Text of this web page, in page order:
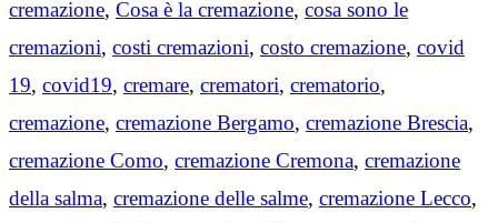
cremazione, Cosa è la cremazione, cosa sono le
cremazioni, costi cremazioni, costo cremazione, covid
19, covid19, cremare, crematori, crematorio,
cremazione, cremazione Bergamo, cremazione Brescia,
cremazione Como, cremazione Cremona, cremazione
della salma, cremazione delle salme, cremazione Lecco,